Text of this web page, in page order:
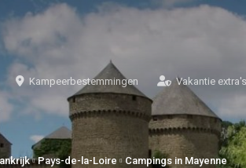
Kampeerbestemmingen Vakantie extra's
Pays-de-la-Loire Campings in Mayenne